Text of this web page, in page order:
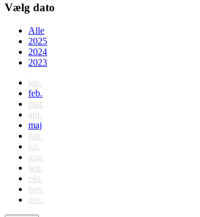
Vælg dato
Alle
2025
2024
2023
jan.
feb.
mar.
apr.
maj
jun.
jul.
aug.
sep.
okt.
nov.
dec.